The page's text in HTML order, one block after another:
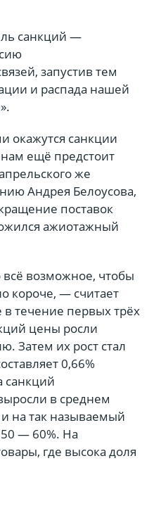
санкций —
запустив тем
и распада нашей
окажутся санкции
ещё предстоит
же
Андрея Белоусова,
поставок
ажиотажный
всё возможное, чтобы
короче, — считает
течение первых трёх
цены росли
Затем их рост стал
0,66%
санкций
в среднем
на так называемый
— 60%. На
где высока доля